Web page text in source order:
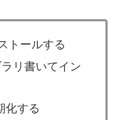
トールする
リ書いてイン
化する